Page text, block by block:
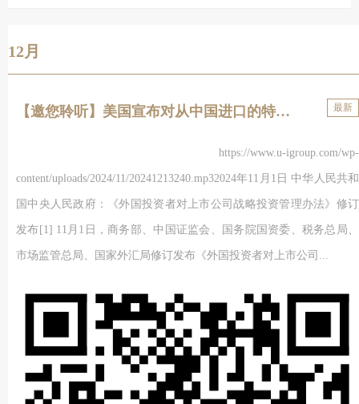
12月
【邀您聆听】美国宣布对从中国进口的特定产品上调关税 最新
https://www.u-igroup.com/wp-
content/uploads/2024/11/20241213240.mp32024年11月1日 中华人民共和
国中央人民政府：《外国投资者对上市公司战略投资管理办法》修订
发布[1] 11月1日，商务部、中国证监会、国务院国资委、税务总局、
市场监管总局、国家外汇局修订发布《外国投资者对上市公司...